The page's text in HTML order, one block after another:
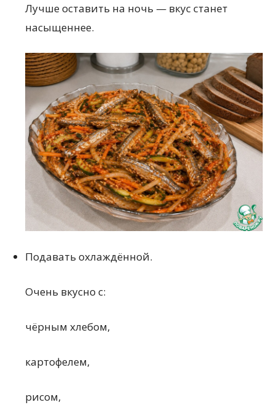
Лучше оставить на ночь — вкус станет
насыщеннее.
Подавать охлаждённой.
Очень вкусно с:
чёрным хлебом,
картофелем,
рисом,